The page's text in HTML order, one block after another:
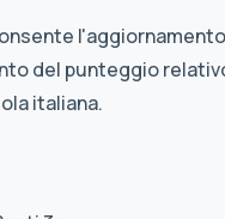
del punteggio
italiana.